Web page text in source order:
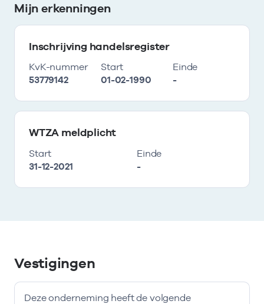
Mijn erkenningen
Inschrijving handelsregister
KvK-nummer
53779142
Start
01-02-1990
Einde
-
WTZA meldplicht
Start
31-12-2021
Einde
-
Vestigingen
Deze onderneming heeft de volgende